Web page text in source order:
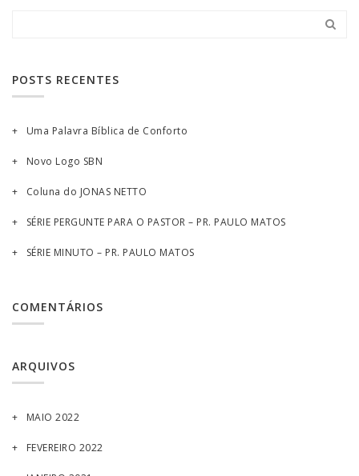
POSTS RECENTES
Uma Palavra Bíblica de Conforto
Novo Logo SBN
Coluna do JONAS NETTO
SÉRIE PERGUNTE PARA O PASTOR – PR. PAULO MATOS
SÉRIE MINUTO – PR. PAULO MATOS
COMENTÁRIOS
ARQUIVOS
MAIO 2022
FEVEREIRO 2022